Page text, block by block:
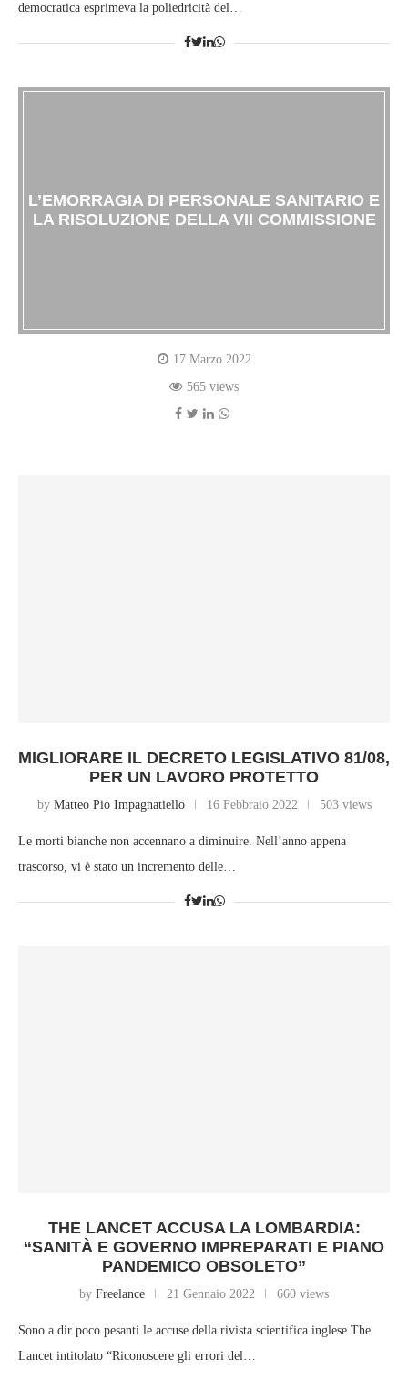
democratica esprimeva la poliedricità del…
L’EMORRAGIA DI PERSONALE SANITARIO E
LA RISOLUZIONE DELLA VII COMMISSIONE
17 Marzo 2022
565 views
MIGLIORARE IL DECRETO LEGISLATIVO 81/08,
PER UN LAVORO PROTETTO
by Matteo Pio Impagnatiello 16 Febbraio 2022 503 views
Le morti bianche non accennano a diminuire. Nell’anno appena
trascorso, vi è stato un incremento delle…
THE LANCET ACCUSA LA LOMBARDIA:
“SANITÀ E GOVERNO IMPREPARATI E PIANO
PANDEMICO OBSOLETO”
by Freelance 21 Gennaio 2022 660 views
Sono a dir poco pesanti le accuse della rivista scientifica inglese The
Lancet intitolato “Riconoscere gli errori del…